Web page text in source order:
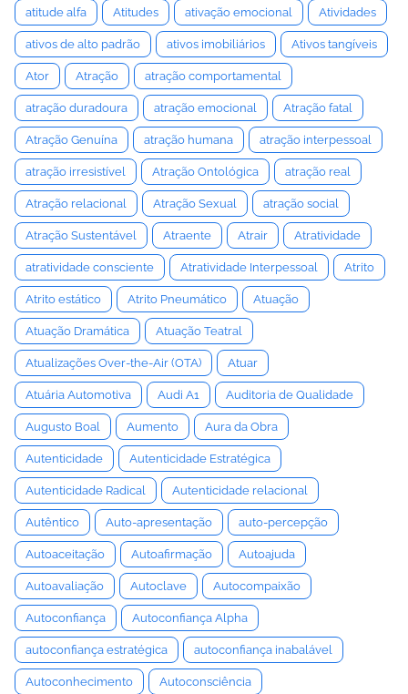
atitude alfa Atitudes ativação emocional Atividades
ativos de alto padrão ativos imobiliários Ativos tangíveis
Ator Atração atração comportamental
atração duradoura atração emocional Atração fatal
Atração Genuína atração humana atração interpessoal
atração irresistível Atração Ontológica atração real
Atração relacional Atração Sexual atração social
Atração Sustentável Atraente Atrair Atratividade
atratividade consciente Atratividade Interpessoal Atrito
Atrito estático Atrito Pneumático Atuação
Atuação Dramática Atuação Teatral
Atualizações Over-the-Air (OTA) Atuar
Atuária Automotiva Audi A1 Auditoria de Qualidade
Augusto Boal Aumento Aura da Obra
Autenticidade Autenticidade Estratégica
Autenticidade Radical Autenticidade relacional
Autêntico Auto-apresentação auto-percepção
Autoaceitação Autoafirmação Autoajuda
Autoavaliação Autoclave Autocompaixão
Autoconfiança Autoconfiança Alpha
autoconfiança estratégica autoconfiança inabalável
Autoconhecimento Autoconsciência